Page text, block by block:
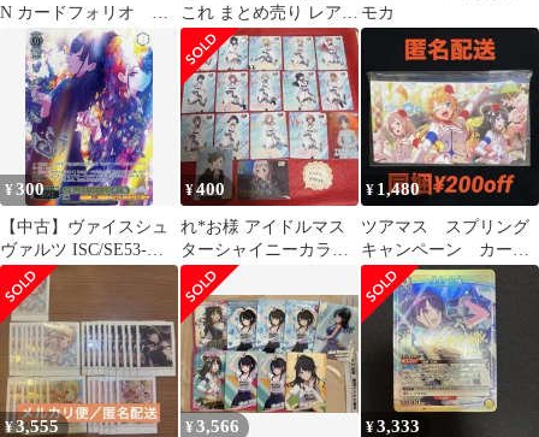
N カードフォリオ
moiw 7th 風野灯織
これ まとめ売り レア入
り
モカ
¥300
【中古】ヴァイスシュ
ヴァルツ ISC/SE53-
01WIR[WIR]：(ホロ)清
閑に息をひそめて 風野
灯織
¥400
れ*お様 アイドルマス
ターシャイニーカラー
ズ MOIW2025 カードフ
ォリオ
¥ 1,480
ツアマス スプリング
キャンペーン カード
ホルダー 八宮 めぐ
る 櫻木 真乃
¥3,555 ¥3,566 ¥3,333